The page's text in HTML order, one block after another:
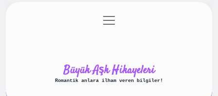
Gizlilik Politikası
menüyü
aç
Büyük Aşk Hikayeleri
Romantik anlara ilham veren bilgiler!